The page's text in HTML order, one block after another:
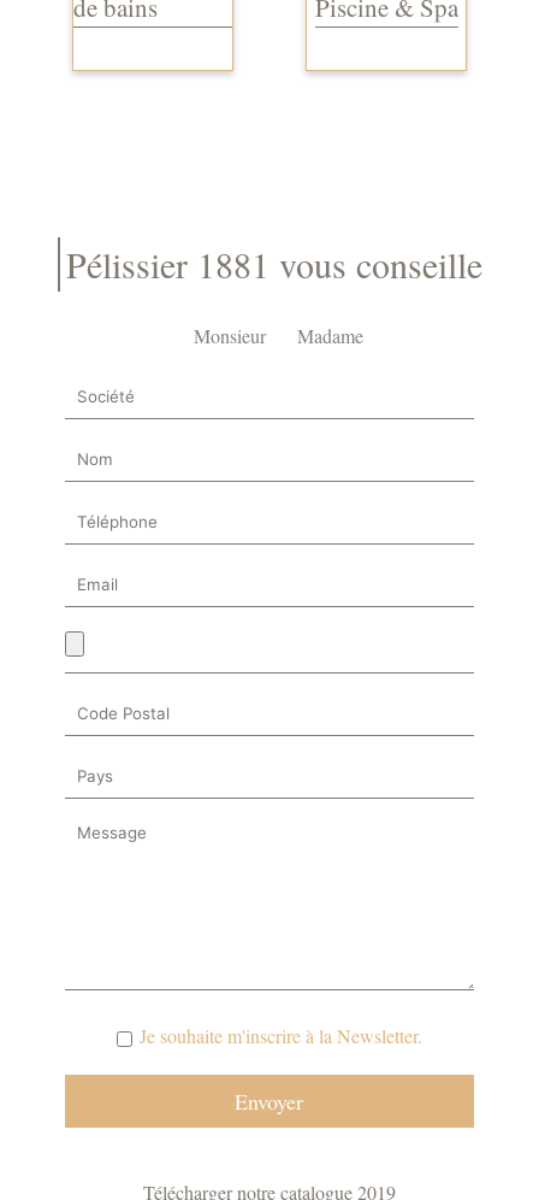
de bains Piscine & Spa
Pélissier 1881 vous conseille
Monsieur Madame
Je souhaite m'inscrire à la Newsletter.
Télécharger notre catalogue 2019